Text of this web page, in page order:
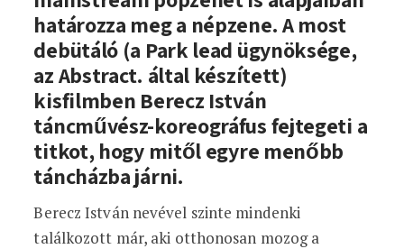
határozza meg a népzene. A most
debütáló (a Park lead ügynöksége,
az Abstract. által készített)
kisfilmben Berecz István
táncművész-koreográfus fejtegeti a
titkot, hogy mitől egyre menőbb
táncházba járni.
Berecz István nevével szinte mindenki
találkozott már, aki otthonosan mozog a